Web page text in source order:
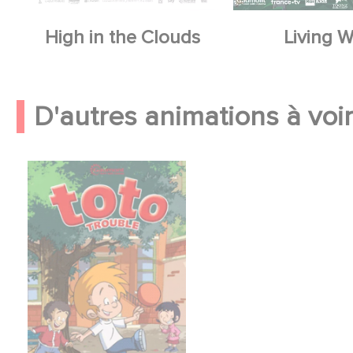
High in the Clouds Living
D'autres animations à voir